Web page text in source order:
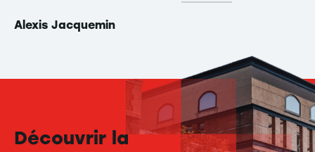
Alexis Jacquemin
Découvrir la